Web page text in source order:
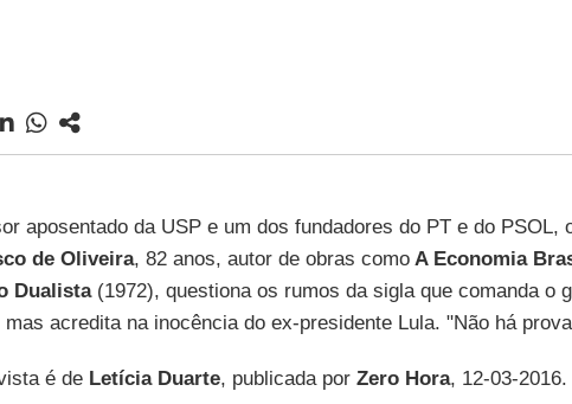
aposentado da USP e um dos fundadores do PT e do PSOL,
de Oliveira, 82 anos, autor de obras comoA Economia
Dualista(1972), questiona os rumos da sigla que comanda o
mas acredita na inocência do ex-presidente Lula. "Não há
é de Letícia Duarte, publicada por Zero Hora, 12-03-2016.